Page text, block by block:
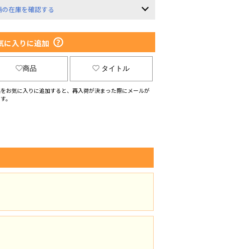
の在庫を確認する
に入りに追加
商品 タイトル
お気に入りに追加すると、再入荷が決まった際にメールが
。